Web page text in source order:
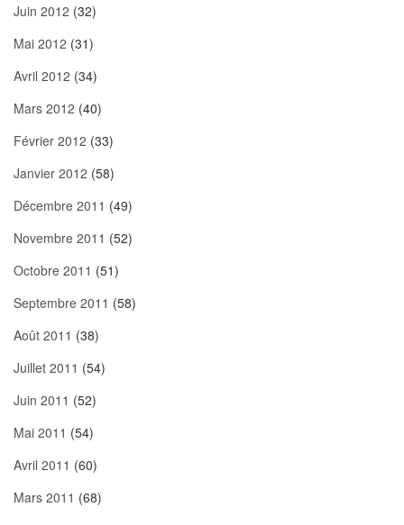
Juin 2012 (32)
Mai 2012 (31)
Avril 2012 (34)
Mars 2012 (40)
Février 2012 (33)
Janvier 2012 (58)
Décembre 2011 (49)
Novembre 2011 (52)
Octobre 2011 (51)
Septembre 2011 (58)
Août 2011 (38)
Juillet 2011 (54)
Juin 2011 (52)
Mai 2011 (54)
Avril 2011 (60)
Mars 2011 (68)